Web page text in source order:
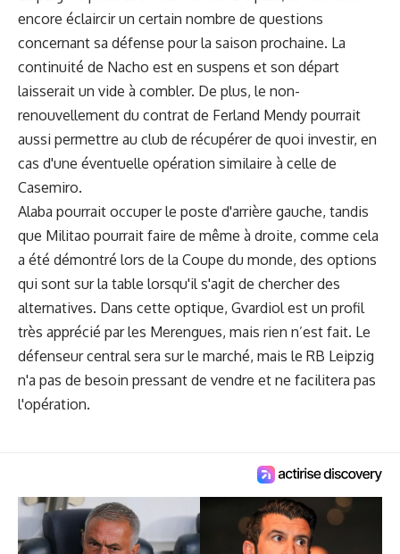
encore éclaircir un certain nombre de questions
concernant sa défense pour la saison prochaine. La
continuité de Nacho est en suspens et son départ
laisserait un vide à combler. De plus, le non-
renouvellement du contrat de Ferland Mendy pourrait
aussi permettre au club de récupérer de quoi investir, en
cas d'une éventuelle opération similaire à celle de
Casemiro.
Alaba pourrait occuper le poste d'arrière gauche, tandis
que Militao pourrait faire de même à droite, comme cela
a été démontré lors de la Coupe du monde, des options
qui sont sur la table lorsqu'il s'agit de chercher des
alternatives. Dans cette optique, Gvardiol est un profil
très apprécié par les Merengues, mais rien n’est fait. Le
défenseur central sera sur le marché, mais le RB Leipzig
n'a pas de besoin pressant de vendre et ne facilitera pas
l'opération.